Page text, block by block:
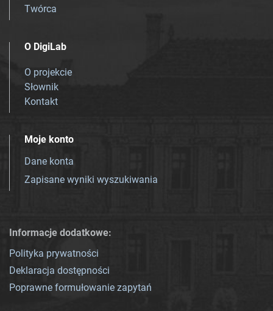
Twórca
O DigiLab
O projekcie
Słownik
Kontakt
Moje konto
Dane konta
Zapisane wyniki wyszukiwania
Informacje dodatkowe:
Polityka prywatności
Deklaracja dostępności
Poprawne formułowanie zapytań